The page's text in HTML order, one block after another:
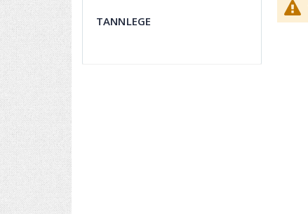
TANNLEGE